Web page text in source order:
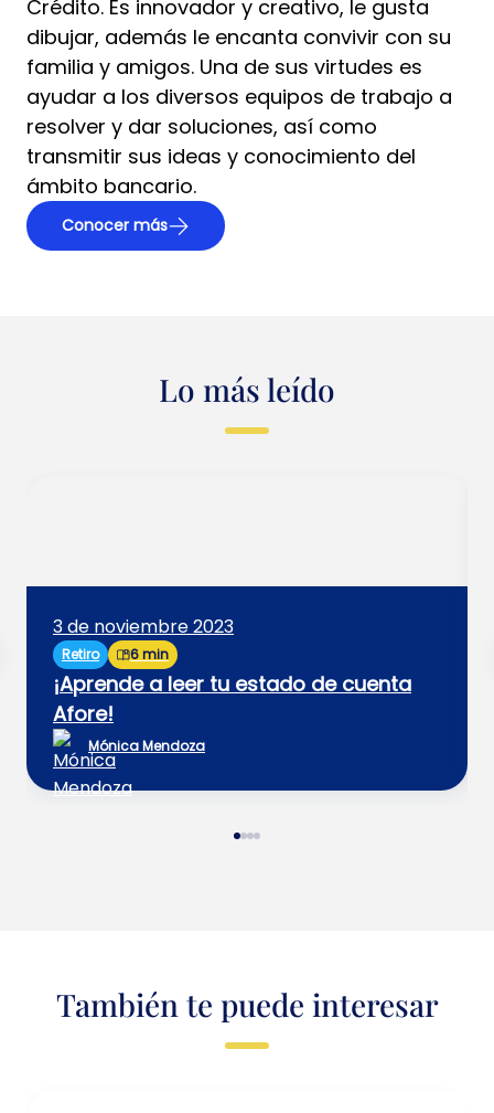
Crédito. Es innovador y creativo, le gusta
dibujar, además le encanta convivir con su
familia y amigos. Una de sus virtudes es
ayudar a los diversos equipos de trabajo a
resolver y dar soluciones, así como
transmitir sus ideas y conocimiento del
ámbito bancario.
Conocer más
Lo más leído
3 de noviembre 2023
Retiro 6 min
¡Aprende a leer tu estado de cuenta
Afore!
Mónica Mendoza
También te puede interesar